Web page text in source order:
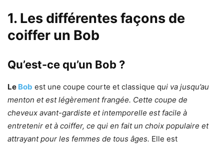
1. Les différentes façons de
coiffer un Bob
Qu’est-ce qu’un Bob ?
Le Bob est une coupe courte et classique qui va jusqu’au
menton et est légèrement frangée. Cette coupe de
cheveux avant-gardiste et intemporelle est facile à
entretenir et à coiffer, ce qui en fait un choix populaire et
attrayant pour les femmes de tous âges. Elle est